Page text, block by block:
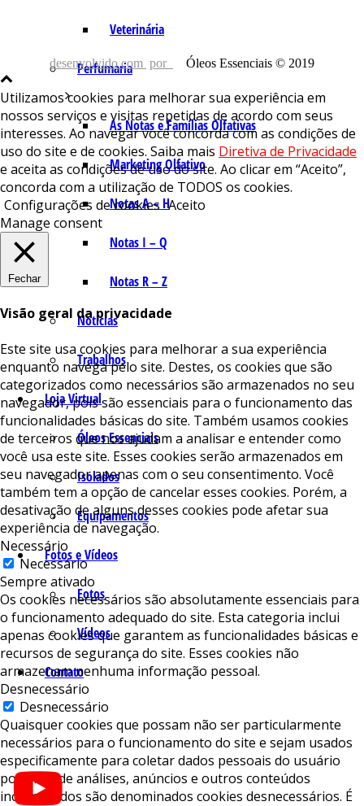
Veterinária
Perfumaria
As Notas e Famílias Olfativas
Marketing Olfativo
Notas A – H
Notas I – Q
Notas R – Z
Notícias
Trabalhos
Loja Virtual
Óleos Essenciais
Isolados
Equipamentos
Fotos e Vídeos
Fotos
Vídeos
Contato
desenvolvido com por Óleos Essenciais © 2019
Utilizamos cookies para melhorar sua experiência em
nossos serviços e visitas repetidas de acordo com seus
interesses. Ao navegar você concorda com as condições de
uso do site e de cookies. Saiba mais Diretiva de Privacidade
e aceita as condições de uso do site. Ao clicar em “Aceito”,
concorda com a utilização de TODOS os cookies.
Configurações de cookies Aceito
Manage consent
Fechar
Visão geral da privacidade
Este site usa cookies para melhorar a sua experiência
enquanto navega pelo site. Destes, os cookies que são
categorizados como necessários são armazenados no seu
navegador, pois são essenciais para o funcionamento das
funcionalidades básicas do site. Também usamos cookies
de terceiros que nos ajudam a analisar e entender como
você usa este site. Esses cookies serão armazenados em
seu navegador apenas com o seu consentimento. Você
também tem a opção de cancelar esses cookies. Porém, a
desativação de alguns desses cookies pode afetar sua
experiência de navegação.
Necessário
Necessário
Sempre ativado
Os cookies necessários são absolutamente essenciais para
o funcionamento adequado do site. Esta categoria inclui
apenas cookies que garantem as funcionalidades básicas e
recursos de segurança do site. Esses cookies não
armazenam nenhuma informação pessoal.
Desnecessário
Desnecessário
Quaisquer cookies que possam não ser particularmente
necessários para o funcionamento do site e sejam usados ​​
especificamente para coletar dados pessoais do usuário
por meio de análises, anúncios e outros conteúdos
incorporados são denominados cookies desnecessários. É